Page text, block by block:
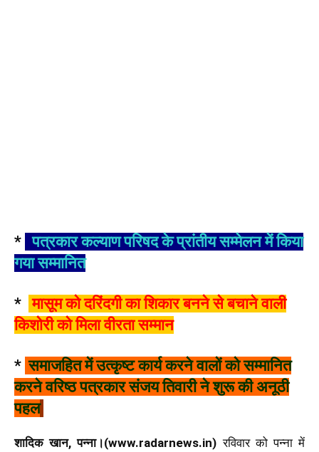
* पत्रकार कल्याण परिषद के प्रांतीय सम्मेलन में किया
गया सम्मानित
* मासूम को दरिंदगी का शिकार बनने से बचाने वाली
किशोरी को मिला वीरता सम्मान
* समाजहित में उत्कृष्ट कार्य करने वालों को सम्मानित
करने वरिष्ठ पत्रकार संजय तिवारी ने शुरू की अनूठी
पहल
शादिक खान, पन्ना।(www.radarnews.in) रविवार को पन्ना में